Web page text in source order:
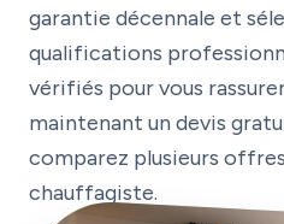
garantie décennale et
qualifications
vérifiés pour vous
maintenant un devis
comparez plusieurs
chauffagiste.